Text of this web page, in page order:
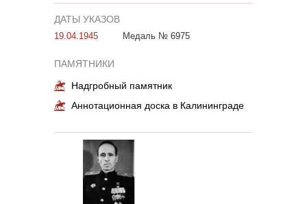
ДАТЫ УКАЗОВ
19.04.1945 Медаль № 6975
ПАМЯТНИКИ
Надгробный памятник
Аннотационная доска в Калининграде